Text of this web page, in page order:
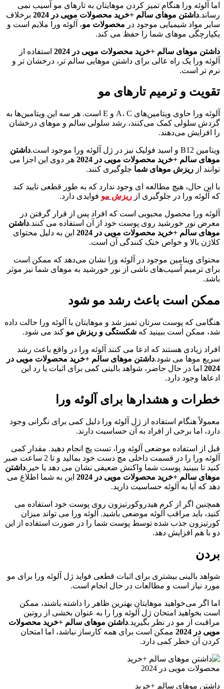
اما آلوئه ورا هنگام تمیز کردن موهایتان به تارهای مو آسیب نمی
رساند.داشتن موهای سالم +خرید محصولات مویی در 2024
برخلاف
سایر مواد شیمیایی موجود در محصولات مو، آلوئه ورا ملایم است و
یکپارچگی موهای شما را حفظ می کند.
داشتن موهای سالم +خرید محصولات مویی در 2024
استفاده از
آلوئه ورا یک راه عالی برای داشتن موهایی سالم تر، درخشان تر و
نرم تر است.
تقویت و ترمیم تارهای مو
آلوئه ورا حاوی ویتامین‌های A، C و E است. هر سه این ویتامین‌ها به
گردش سلولی کمک می‌کنند، رشد سلولی سالم و موهای درخشان
را افزایش می‌دهند.
ویتامین B12 و اسید فولیک نیز در ژل آلوئه ورا موجود است.
داشتن
موهای سالم +خرید محصولات مویی در 2024
هر دوی این اجزا می
توانند از ریزش موهای شما جلوگیری کنند.
با این حال، هیچ مطالعه ای وجود ندارد که به طور قطعی تایید کند
که آلوئه ورا در جلوگیری از ریزش مو فوایدی دارد.
آلوئه ورا محصول محبوبی است که افراد پس از قرار گرفتن در
معرض نور خورشید روی پوست خود از آن استفاده می کنند.داشتن
موهای سالم +خرید محصولات مویی در 2024
این به دلیل محتوای
کلاژن بالا و خواص خنک کنندگی آن است.
محتوای ویتامین موجود در آلوئه ورا نشان می‌دهد که ممکن است
برای ترمیم آسیب‌های ناشی از نور خورشید به موهای شما نیز موثر
باشد.
ممکن است باعث رشد مو شود
هنگامی که پوست سرتان تمیز شد و موهایتان با آلوئه ورا حالت داده
شد، ممکن است ببینید که شکستگی و ریزش مو کند می شود.
افراد زیادی هستند که ادعا می کنند آلوئه ورا در واقع باعث رشد
سریع موها می شود.داشتن موهای سالم +خرید محصولات مویی در
2024 اما در حال حاضر، شواهد بالینی کمی برای اثبات یا رد این
ادعاها وجود دارد.
خطرات و هشدارها برای آلوئه ورا
معمولاً هنگام استفاده از ژل آلوئه ورا دلیل کمی برای نگرانی وجود
دارد، اما برخی از افراد به آن حساسیت دارند.
قبل از استفاده موضعی آلوئه ورا، تست پچ انجام دهید. مقدار کمی
آلوئه ورا را در قسمت داخلی مچ دست خود بمالید و تا 2 ساعت صبر
کنید تا ببینید پوست شما واکنش ضعیفی نشان می دهد یا خیر.داشتن
موهای سالم +خرید محصولات مویی در 2024
این به شما اطلاع می
دهد که آیا به آلوئه حساسیت دارید.
همچنین اگر از کرم هیدروکورتیزون روی پوست خود استفاده می
کنید، باید مراقب آلوئه موضعی باشید. آلوئه ورا می تواند میزان
کورتیزون جذب شده توسط پوست شما را در صورت استفاده از این
دو با هم افزایش دهد.
بردن
شواهد بالینی بیشتری برای اثبات قطعی فواید ژل آلوئه ورا برای مو
مورد نیاز است و مطالعات در حال انجام است.
اما اگر می‌خواهید موهایتان بهترین ظاهر را داشته باشند، ممکن
است بخواهید امتحان ژل آلوئه ورا را به عنوان بخشی از روتین
مراقبت از مو در نظر بگیرید.داشتن موهای سالم +خرید محصولات
مویی در 2024
ممکن است برای همه کارساز نباشد، اما امتحان
کردن آن خطر کمی دارد.
داشتن موهای سالم +خرید